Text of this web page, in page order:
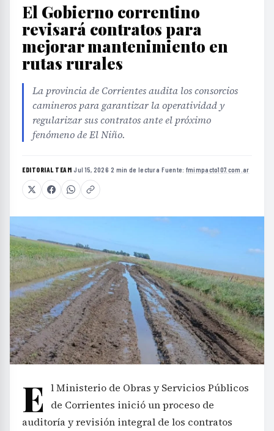
El Gobierno correntino
revisará contratos para
mejorar mantenimiento en
rutas rurales
La provincia de Corrientes audita los consorcios
camineros para garantizar la operatividad y
regularizar sus contratos ante el próximo
fenómeno de El Niño.
EDITORIAL TEAM·Jul 15, 2026·2 min de lectura·Fuente: fmimpacto107.com.ar
E l Ministerio de Obras y Servicios Públicos
de Corrientes inició un proceso de
auditoría y revisión integral de los contratos